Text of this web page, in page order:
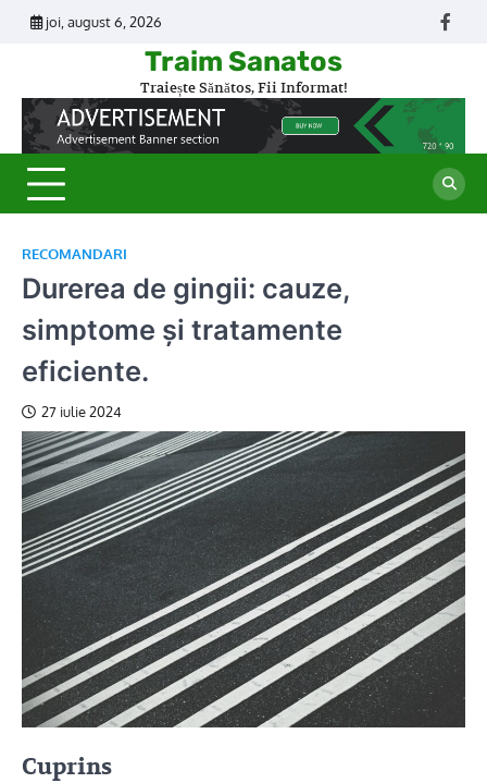
Skip
joi, august 6, 2026
Traim Sanatos
Traiește Sănătos, Fii Informat!
RECOMANDARI
Durerea de gingii: cauze,
simptome și tratamente
eficiente.
27 iulie 2024
Cuprins